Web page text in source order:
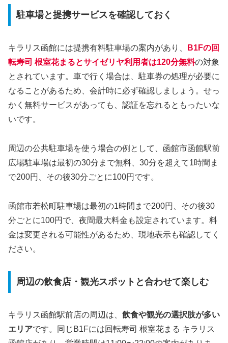
駐車場と提携サービスを確認しておく
キラリス函館には提携有料駐車場の案内があり、
B1Fの回
転寿司 根室花まるとサイゼリヤ利用者は120分無料の対象
とされています。車で行く場合は、駐車券の処理が必要に
なることがあるため、会計時に必ず確認しましょう。せっ
かく無料サービスがあっても、認証を忘れるともったいな
いです。
周辺の公共駐車場を使う場合の例として、函館市函館駅前
広場駐車場は最初の30分まで無料、30分を超えて1時間ま
で200円、その後30分ごとに100円です。
函館市若松町駐車場は最初の1時間まで200円、その後30
分ごとに100円で、夜間最大料金も設定されています。料
金は変更される可能性があるため、現地表示も確認してく
ださい。
周辺の飲食店・観光スポットと合わせて楽しむ
キラリス函館駅前店の周辺は、 飲食や観光の選択肢が多い
エリアです。同じB1Fには回転寿司 根室花まる キラリス